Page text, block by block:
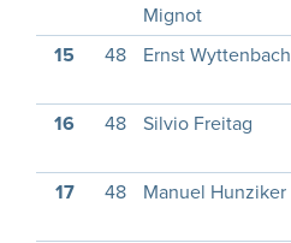
Mignot
15
48 Ernst Wyttenbach
16
48 Silvio Freitag
17
48 Manuel Hunziker